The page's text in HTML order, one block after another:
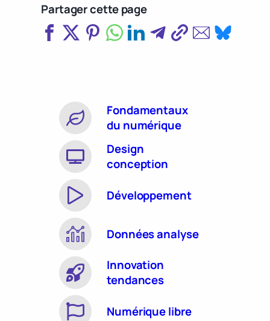
Partager cette page
Fondamentaux
du numérique
Design
conception
Développement
Données analyse
Innovation
tendances
Numérique libre